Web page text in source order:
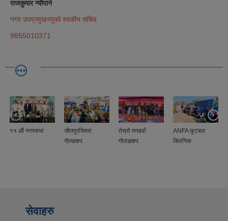
राजकुमार न्यौपाने
नगर उपप्रमुखज्यूको स्वकीय सचिव
9855010371
११ ‍‌औं नगरसभा
जीतपुरसिमरा
गोल्डकप
तेस्रो मनहर्वा
गोलडकप
ANFA फुटबल
क्लिनिक
सेवाहरु